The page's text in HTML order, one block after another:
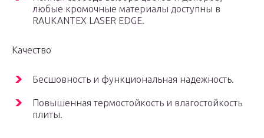
любые кромочные материалы доступны в
RAUKANTEX LASER EDGE.
Качество
Бесшовность и функциональная надежность.
Повышенная термостойкость и влагостойкость
плиты.